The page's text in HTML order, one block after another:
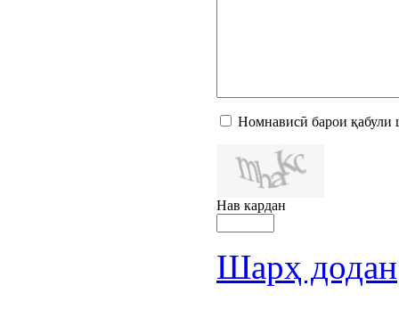
Номнависӣ барои қабули
Нав кардан
Шарҳ додан